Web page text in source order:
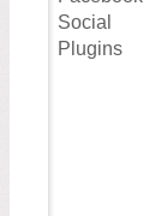
Social
Plugins